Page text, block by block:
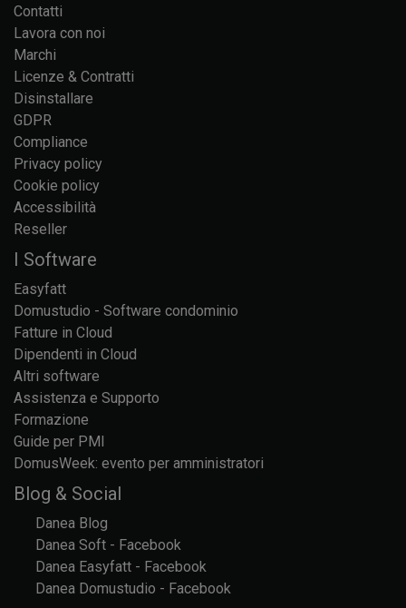
Contatti
Lavora con noi
Marchi
Licenze & Contratti
Disinstallare
GDPR
Compliance
Privacy policy
Cookie policy
Accessibilità
Reseller
I Software
Easyfatt
Domustudio - Software condominio
Fatture in Cloud
Dipendenti in Cloud
Altri software
Assistenza e Supporto
Formazione
Guide per PMI
DomusWeek: evento per amministratori
Blog & Social
Danea Blog
Danea Soft - Facebook
Danea Easyfatt - Facebook
Danea Domustudio - Facebook